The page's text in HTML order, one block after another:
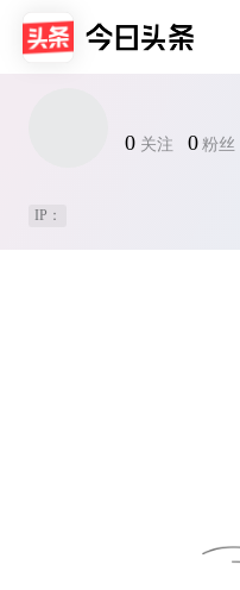
0 关注 0 粉丝
IP：